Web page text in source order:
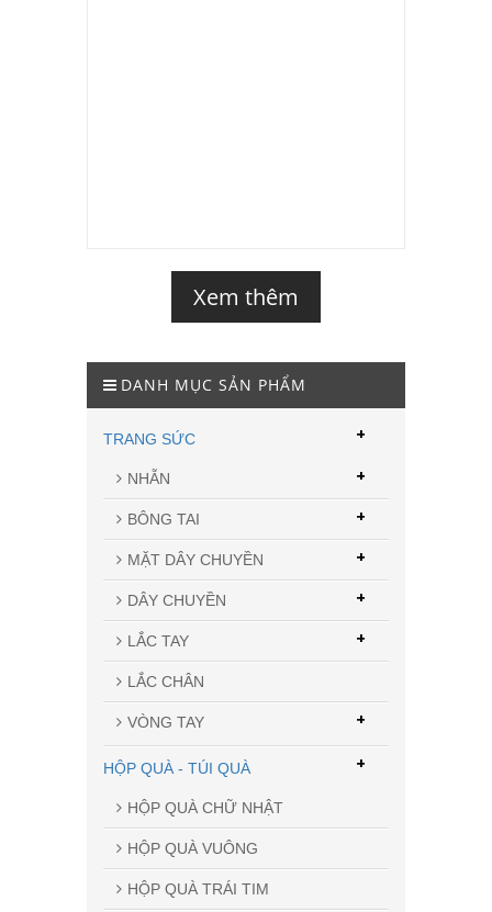
Xem thêm
DANH MỤC SẢN PHẨM
TRANG SỨC
NHẪN +
BÔNG TAI +
MẶT DÂY CHUYỀN +
DÂY CHUYỀN +
LẮC TAY +
LẮC CHÂN
VÒNG TAY +
+
HỘP QUÀ - TÚI QUÀ
HỘP QUÀ CHỮ NHẬT
HỘP QUÀ VUÔNG
HỘP QUÀ TRÁI TIM
+